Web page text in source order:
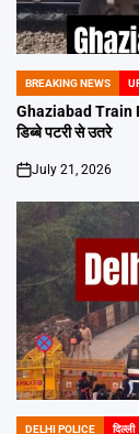
POSTED
IN
BREAKING NEWS
Ghaziabad Train
डिब्बे पटरी से उतरे
on
July 21, 2026
DELHI POLICE दिल्ली